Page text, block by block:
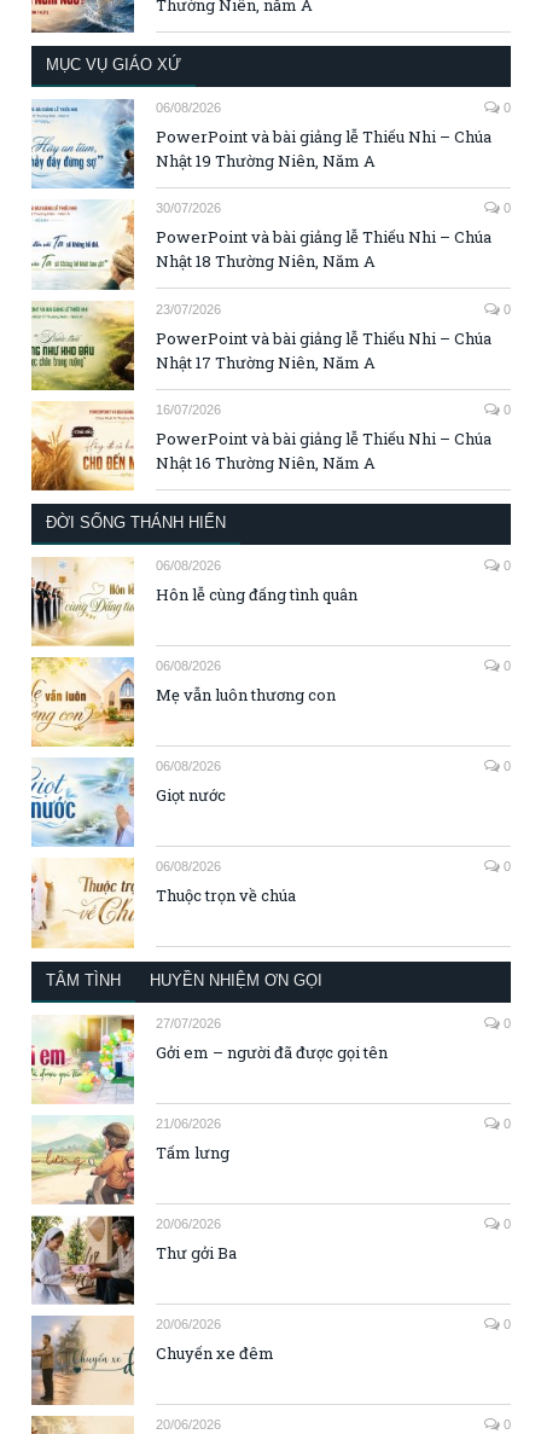
Thường Niên, năm A
MỤC VỤ GIÁO XỨ
06/08/2026 0
PowerPoint và bài giảng lễ Thiếu Nhi – Chúa
Nhật 19 Thường Niên, Năm A
30/07/2026 0
PowerPoint và bài giảng lễ Thiếu Nhi – Chúa
Nhật 18 Thường Niên, Năm A
23/07/2026 0
PowerPoint và bài giảng lễ Thiếu Nhi – Chúa
Nhật 17 Thường Niên, Năm A
16/07/2026 0
PowerPoint và bài giảng lễ Thiếu Nhi – Chúa
Nhật 16 Thường Niên, Năm A
ĐỜI SỐNG THÁNH HIẾN
06/08/2026 0
Hôn lễ cùng đấng tình quân
06/08/2026 0
Mẹ vẫn luôn thương con
06/08/2026 0
Giọt nước
06/08/2026 0
Thuộc trọn về chúa
TÂM TÌNH HUYỀN NHIỆM ƠN GỌI
27/07/2026 0
Gởi em – người đã được gọi tên
21/06/2026 0
Tấm lưng
20/06/2026 0
Thư gởi Ba
20/06/2026 0
Chuyến xe đêm
20/06/2026 0